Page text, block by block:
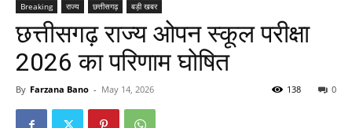
Breaking राज्य छत्तीसगढ़ बड़ी खबर
छत्तीसगढ़ राज्य ओपन स्कूल परीक्षा
2026 का परिणाम घोषित
By Farzana Bano - May 14, 2026 0
138